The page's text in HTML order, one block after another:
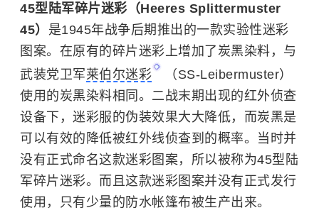
45型陆军碎片迷彩（Heeres Splittermuster
45） 是1945年战争后期推出的一款实验性迷彩
图案。在原有的碎片迷彩上增加了炭黑染料，与
武装党卫军莱伯尔迷彩
（SS-Leibermuster）
使用的炭黑染料相同。二战末期出现的红外侦查
设备下，迷彩服的伪装效果大大降低，而炭黑是
可以有效的降低被红外线侦查到的概率。当时并
没有正式命名这款迷彩图案，所以被称为45型陆
军碎片迷彩。而且这款迷彩图案并没有正式发行
使用，只有少量的防水帐篷布被生产出来。